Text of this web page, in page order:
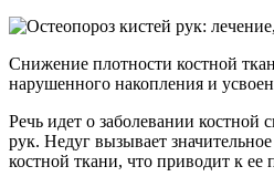
Снижение плотности костной
нарушенного накопления и
Речь идет о заболевании
рук. Недуг вызывает
костной ткани, что приводит к